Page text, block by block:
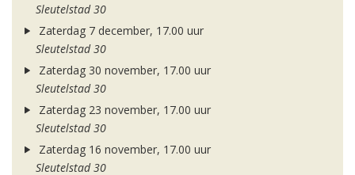
Sleutelstad 30
Zaterdag 7 december, 17.00 uur
Sleutelstad 30
Zaterdag 30 november, 17.00 uur
Sleutelstad 30
Zaterdag 23 november, 17.00 uur
Sleutelstad 30
Zaterdag 16 november, 17.00 uur
Sleutelstad 30